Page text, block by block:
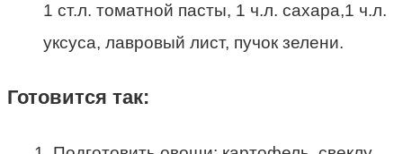
1 ст.л. томатной пасты, 1 ч.л. сахара,1 ч.л.
уксуса, лавровый лист, пучок зелени.
Готовится так: